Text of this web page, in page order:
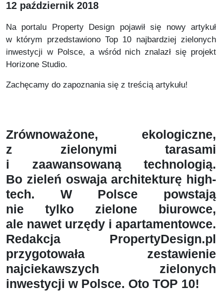
12 październik 2018
Na portalu Property Design pojawił się nowy artykuł
w którym przedstawiono Top 10 najbardziej zielonych
inwestycji w Polsce, a wśród nich znalazł się projekt
Horizone Studio.
Zachęcamy do zapoznania się z treścią artykułu!
Zrównoważone, ekologiczne,
z zielonymi tarasami
i zaawansowaną technologią.
Bo zieleń oswaja architekturę high-
tech. W Polsce powstają
nie tylko zielone biurowce,
ale nawet urzędy i apartamentowce.
Redakcja PropertyDesign.pl
przygotowała zestawienie
najciekawszych zielonych
inwestycji w Polsce. Oto TOP 10!